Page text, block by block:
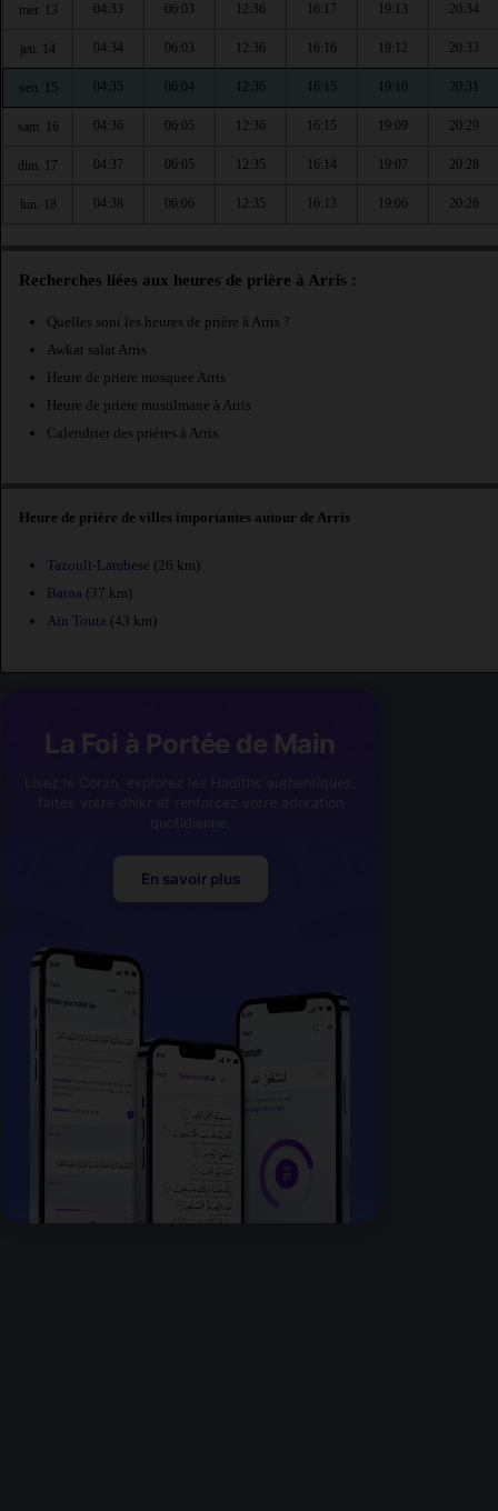
mer. 13 04:33 06:03 12:36 16:17 19:13 20:34
jeu. 14 04:34 06:03 12:36 16:16 19:12 20:33
ven. 15 04:35 06:04 12:36 16:15 19:10 20:31
sam. 16 04:36 06:05 12:36 16:15 19:09 20:29
dim. 17 04:37 06:05 12:35 16:14 19:07 20:28
lun. 18 04:38 06:06 12:35 16:13 19:06 20:26
Recherches liées aux heures de prière à Arris :
Quelles sont les heures de prière à Arris ?
Awkat salat Arris
Heure de priere mosquee Arris
Heure de priere musulmane à Arris
Calendrier des prières à Arris
Heure de prière de villes importantes autour de Arris
Tazoult-Lambese (26 km)
Batna (37 km)
Ain Touta (43 km)
La Foi à Portée de Main
En savoir plus